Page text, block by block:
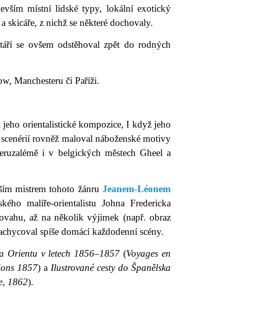
místní lidské typy, lokální exotický
skicáře, z nichž se některé dochovaly.
se ovšem odstěhoval zpět do rodných
Manchesteru či Paříži.
jeho orientalistické kompozice, I když jeho
rovněž maloval náboženské motivy
i v belgických městech Gheel a
mistrem tohoto žánru Jeanem-Léonem
malíře-orientalistu Johna Fredericka
až na několik výjimek (např. obraz
spíše domácí každodenní scény.
Orientu v letech 1856–1857 (Voyages en
1857) a Ilustrované cesty do Španělska
1862).